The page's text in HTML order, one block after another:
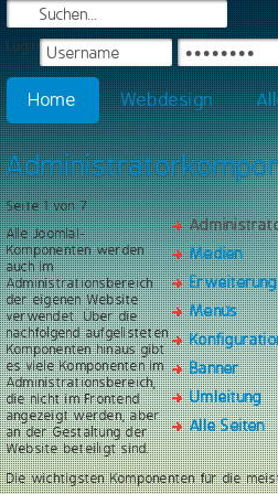
Login
Home Webdesign
Medien
Menüs
Banner
Umleitung
Alle Seiten
Seite 1 von 7
Alle Joomla!-
Komponenten werden
auch im
Administrationsbereich
der eigenen Website
verwendet. Über die
nachfolgend aufgelisteten
Komponenten hinaus gibt
es viele Komponenten im
Administrationsbereich,
die nicht im Frontend
angezeigt werden, aber
an der Gestaltung der
Website beteiligt sind.
Die wichtigsten Komponenten für die